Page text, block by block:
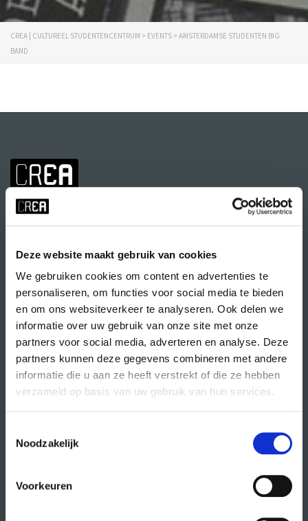
Deze website maakt gebruik van cookies
We gebruiken cookies om content en advertenties te
personaliseren, om functies voor social media te bieden
en om ons websiteverkeer te analyseren. Ook delen we
informatie over uw gebruik van onze site met onze
partners voor social media, adverteren en analyse. Deze
partners kunnen deze gegevens combineren met andere
informatie die u aan ze heeft verstrekt of die ze hebben
verzameld op basis van uw gebruik van hun services.
Noodzakelijk
Voorkeuren
CREA | CULTUREEL STUDENTENCENTRUM > EVENTS > AMSTERDAMSE STUDENTEN BIG
BAND
Volg CREA ookop:
direct naar
agenda
studio- en zaalhuur
CREA fonds